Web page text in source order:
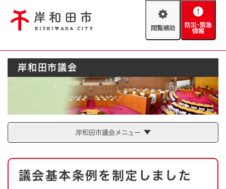
閲
助
防
緊
情
報
Foreign language
やさしい日本語
とじる
防災・緊急情報
ハザードマップ AED設置箇所
とじる
岸和田市議会
岸和田市議会メニュー
本
議会基本条例を制定しました